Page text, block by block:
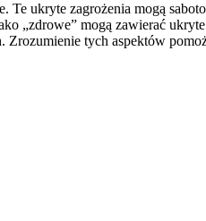
ukryte zagrożenia mogą
„zdrowe” mogą zawierać
Zrozumienie tych aspektów